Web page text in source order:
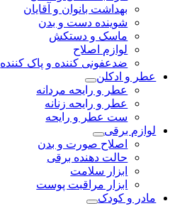
بهداشت بانوان و آقایان
شوینده دست و بدن
ماسک و دستکش
لوازم اصلاح
ضدعفونی کننده و پاک کننده
عطر و ادکلن
عطر و رایحه مردانه
عطر و رایحه زنانه
ست عطر و رایحه
لوازم برقی
اصلاح صورت و بدن
حالت دهنده برقی
ابزار سلامت
ابزار مراقبت پوست
مادر و کودک